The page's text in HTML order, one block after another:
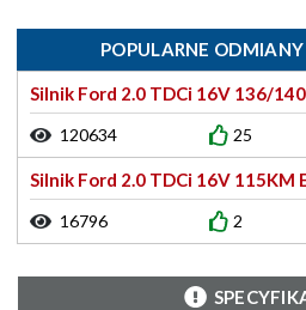
POPULARNE
Silnik Ford 2.0 TDCi 16V 136/
120634 25
Silnik Ford 2.0 TDCi 16V 115KM
16796 2